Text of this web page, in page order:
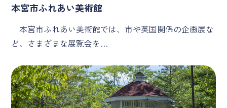
本宮市ふれあい美術館
本宮市ふれあい美術館では、市や英国関係の企画展な
ど、さまざまな展覧会を…